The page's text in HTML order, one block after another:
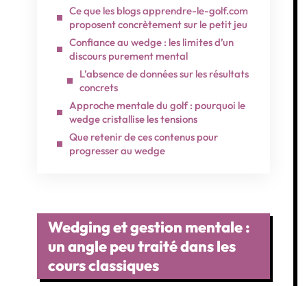
Ce que les blogs apprendre-le-golf.com
proposent concrètement sur le petit jeu
Confiance au wedge : les limites d’un
discours purement mental
L’absence de données sur les résultats
concrets
Approche mentale du golf : pourquoi le
wedge cristallise les tensions
Que retenir de ces contenus pour
progresser au wedge
Wedging et gestion mentale :
un angle peu traité dans les
cours classiques